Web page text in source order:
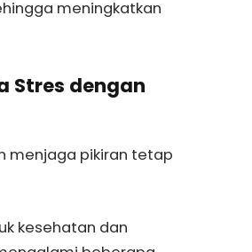
meningkatkan
Stres dengan
menjaga pikiran tetap
kesehatan dan